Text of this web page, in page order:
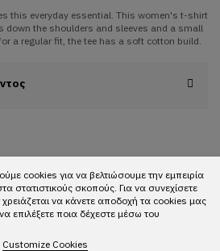
this everyday essential. This women's t-shirt
down the shoulders and sleeves and a small
a regular fit, the tee has a soft cotton build.
cookies για να βελτιώσουμε την εμπειρία
στατιστικούς σκοπούς. Για να συνεχίσετε
να κάνετε αποδοχή τα cookies μας
επιλέξετε ποια δέχεστε μέσω του
Customize Cookies